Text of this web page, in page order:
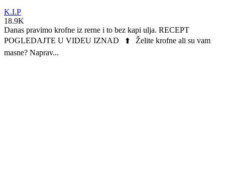
K.I.P
18.9K
Danas pravimo krofne iz rerne i to bez kapi ulja. RECEPT
POGLEDAJTE U VIDEU IZNAD ⬆️ Želite krofne ali su vam
masne? Naprav...